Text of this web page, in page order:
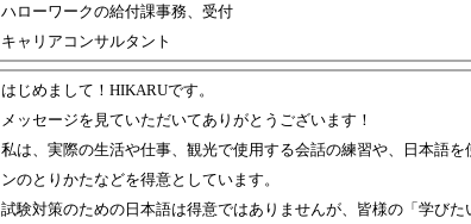
ハローワークの給付課事務、受付
キャリアコンサルタント
はじめまして！HIKARUです。
メッセージを見ていただいてありがとうございます！
私は、実際の生活や仕事、観光で使用する会話の練習や、日本語を
ンのとりかたなどを得意としています。
試験対策のための日本語は得意ではありませんが、皆様の「学び